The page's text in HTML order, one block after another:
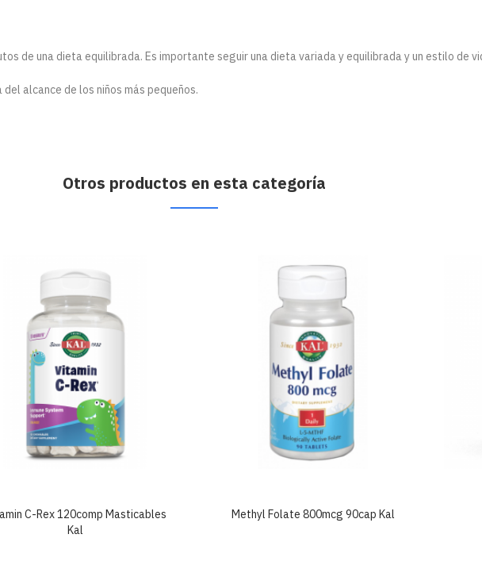
de una dieta equilibrada. Es importante seguir una dieta variada y equilibrada y un estilo de
alcance de los niños más pequeños.
Otros productos en esta categoría
C-Rex 120comp Masticables
Kal
Methyl Folate 800mcg 90cap Kal